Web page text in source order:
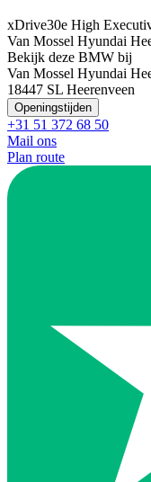
xDrive30e High
Van Mossel Hyundai
Bekijk deze BMW bij
Van Mossel Hyundai
18447 SL Heerenveen
Openingstijden
+31 51 372 68 50
Mail ons
Plan route